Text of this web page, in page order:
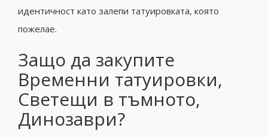
идентичност като залепи татуировката, която
пожелае.
Защо да закупите
Временни татуировки,
Светещи в тъмното,
Динозаври?